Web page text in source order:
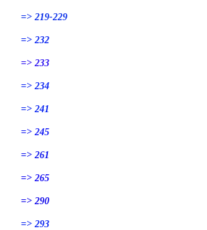
=> 219-229
=> 232
=> 233
=> 234
=> 241
=> 245
=> 261
=> 265
=> 290
=> 293